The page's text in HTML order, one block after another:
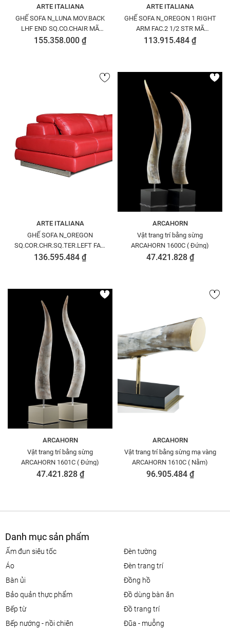
ARTE ITALIANA
GHẾ SOFA N_LUNA MOV.BACK
LHF END SQ.CO.CHAIR MÃ
N8259D12 PEDAL1520
155.358.000 ₫
ARTE ITALIANA
GHẾ SOFA N_OREGON 1 RIGHT
ARM FAC.2 1/2 STR MÃ
N8271251PECOA0604
113.915.484 ₫
ARTE ITALIANA
GHẾ SOFA N_OREGON
SQ.COR.CHR.SQ.TER.LEFT FAC.
MÃ N8271042PECOA0604
136.595.484 ₫
ARCAHORN
Vật trang trí bằng sừng
ARCAHORN 1600C ( Đứng)
47.421.828 ₫
ARCAHORN
Vật trang trí bằng sừng
ARCAHORN 1601C ( Đứng)
47.421.828 ₫
ARCAHORN
Vật trang trí bằng sừng mạ vàng
ARCAHORN 1610C ( Nằm)
96.905.484 ₫
Danh mục sản phẩm
ấm đun siêu tốc
áo
bàn ủi
bảo quản thực phẩm
bếp từ
bếp nướng - nồi chiên
đèn tường
đèn trang trí
đồng hồ
đồ dùng bàn ăn
đồ trang trí
đũa - muỗng